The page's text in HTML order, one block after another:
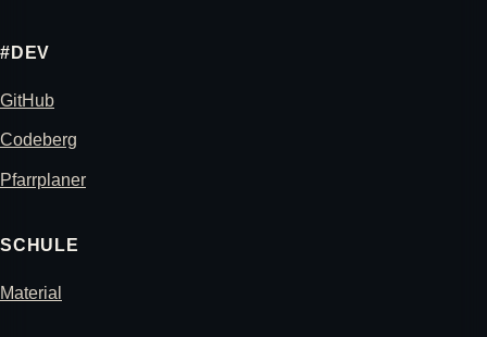
#DEV
GitHub
Codeberg
Pfarrplaner
SCHULE
Material